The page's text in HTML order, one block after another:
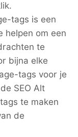
tags is een
helpen om een
te
bijna elke
tags voor je
SEO Alt
te maken
de